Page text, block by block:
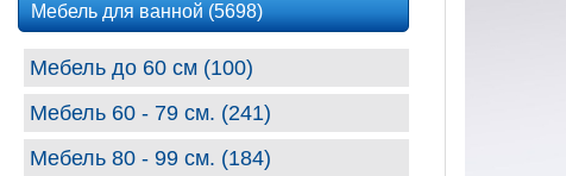
Мебель для ванной (5698)
Мебель до 60 см (100)
Мебель 60 - 79 см. (241)
Мебель 80 - 99 cм. (184)